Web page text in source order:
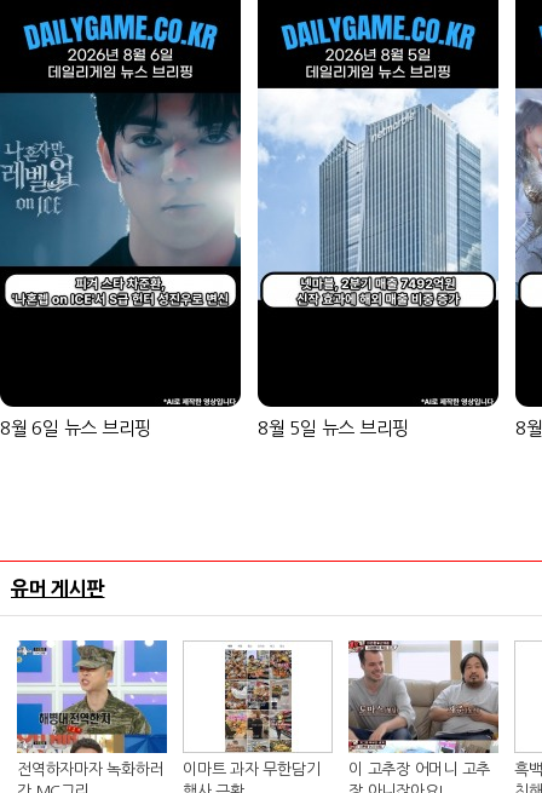
8월 6일 뉴스 브리핑 8월 5일 뉴스 브리핑 8
유머 게시판
전역하자마자 녹화하러
이마트 과자 무한담기
이 고추장 어머니 고추
흑